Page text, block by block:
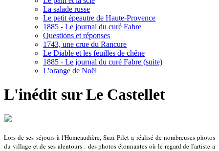
La salade russe
Le petit épeautre de Haute-Provence
1885 - Le journal du curé Fabre
Questions et réponses
1743, une crue du Rancure
Le Diable et les feuilles de chêne
1885 - Le journal du curé Fabre (suite)
L'orange de Noël
L'inédit sur Le Castellet
Lors de ses séjours à l'Humeaudière, Suzi Pilet a réalisé de nombreuses photos
du village et de ses alentours : des photos étonnantes où le regard de l'artiste a